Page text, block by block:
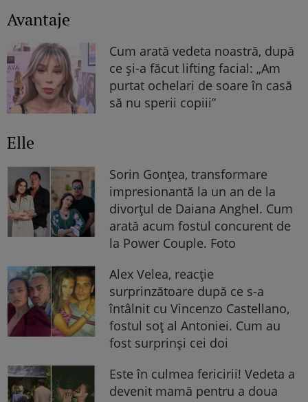
Avantaje
Cum arată vedeta noastră, după
ce și-a făcut lifting facial: „Am
purtat ochelari de soare în casă
să nu sperii copiii”
Elle
Sorin Gonțea, transformare
impresionantă la un an de la
divorțul de Daiana Anghel. Cum
arată acum fostul concurent de
la Power Couple. Foto
Alex Velea, reacție
surprinzătoare după ce s-a
întâlnit cu Vincenzo Castellano,
fostul soț al Antoniei. Cum au
fost surprinși cei doi
Este în culmea fericirii! Vedeta a
devenit mamă pentru a doua